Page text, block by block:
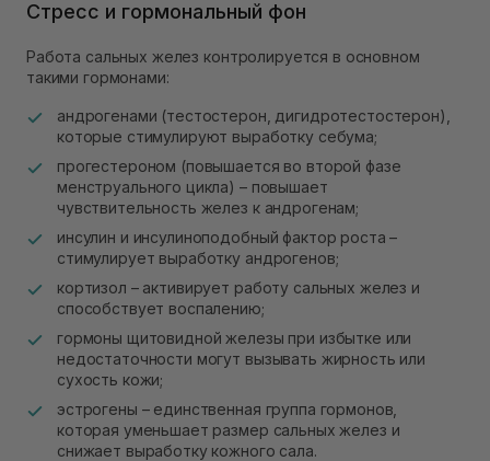
Стресс и гормональный фон
Работа сальных желез контролируется в основном
такими гормонами:
андрогенами (тестостерон, дигидротестостерон),
которые стимулируют выработку себума;
прогестероном (повышается во второй фазе
менструального цикла) – повышает
чувствительность желез к андрогенам;
инсулин и инсулиноподобный фактор роста –
стимулирует выработку андрогенов;
кортизол – активирует работу сальных желез и
способствует воспалению;
гормоны щитовидной железы при избытке или
недостаточности могут вызывать жирность или
сухость кожи;
эстрогены – единственная группа гормонов,
которая уменьшает размер сальных желез и
снижает выработку кожного сала.